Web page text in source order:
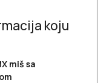
koju
miš sa